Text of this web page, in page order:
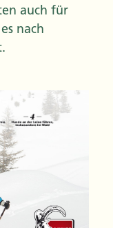
auch für
nach